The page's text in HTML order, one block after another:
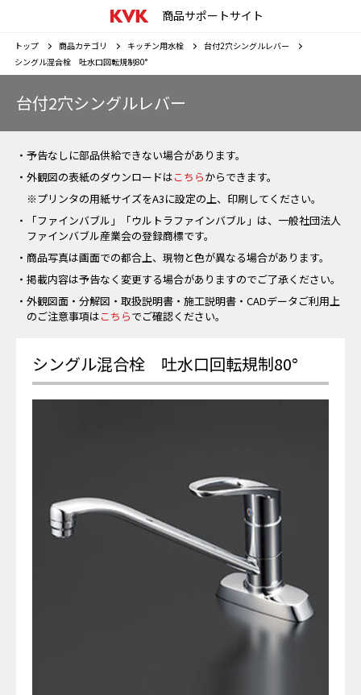
商品サポートサイト
トップ 商品カテゴリ キッチン用水栓
台付2穴シングルレバー
シングル混合栓 吐水口回転規制80°
台付2穴シングルレバー
・予告なしに部品供給できない場合があります。
・外観図の表紙のダウンロードはこちらからできます。
※プリンタの用紙サイズをA3に設定の上、印刷してください。
・「ファインバブル」「ウルトラファインバブル」は、一般社団法人
ファインバブル産業会の登録商標です。
・商品写真は画面での都合上、現物と色が異なる場合があります。
・掲載内容は予告なく変更する場合がありますのでご了承ください。
・外観図面・分解図・取扱説明書・施工説明書・CADデータご利用上
のご注意事項はこちらでご確認ください。
シングル混合栓 吐水口回転規制80°